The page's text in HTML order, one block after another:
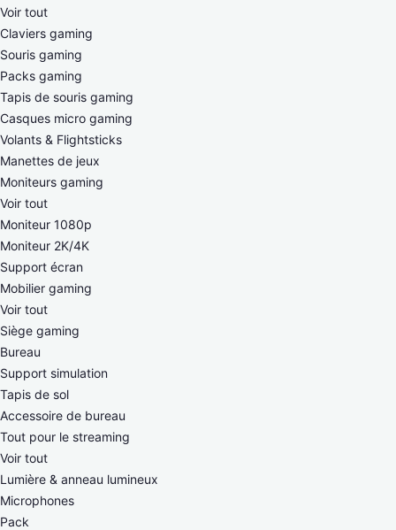
Voir tout
Claviers gaming
Souris gaming
Packs gaming
Tapis de souris gaming
Casques micro gaming
Volants & Flightsticks
Manettes de jeux
Moniteurs gaming
Voir tout
Moniteur 1080p
Moniteur 2K/4K
Support écran
Mobilier gaming
Voir tout
Siège gaming
Bureau
Support simulation
Tapis de sol
Accessoire de bureau
Tout pour le streaming
Voir tout
Lumière & anneau lumineux
Microphones
Pack